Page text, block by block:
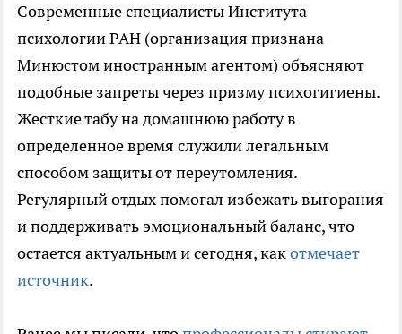
Современные специалисты Института
психологии РАН (организация признана
Минюстом иностранным агентом) объясняют
подобные запреты через призму психогигиены.
Жесткие табу на домашнюю работу в
определенное время служили легальным
способом защиты от переутомления.
Регулярный отдых помогал избежать выгорания
и поддерживать эмоциональный баланс, что
остается актуальным и сегодня, какотмечает
источник.